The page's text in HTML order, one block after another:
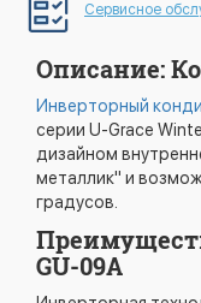
Сервисное
Описание:
Инверторный
серии U-Grace
дизайном
металлик" и
градусов.
GU-09A